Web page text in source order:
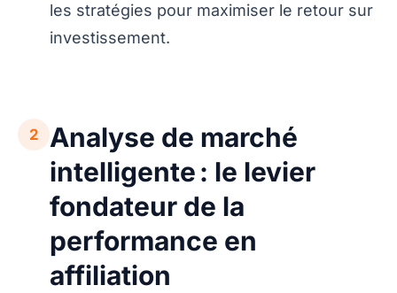
les stratégies pour maximiser le retour sur
investissement.
2
Analyse de marché
intelligente : le levier
fondateur de la
performance en
affiliation